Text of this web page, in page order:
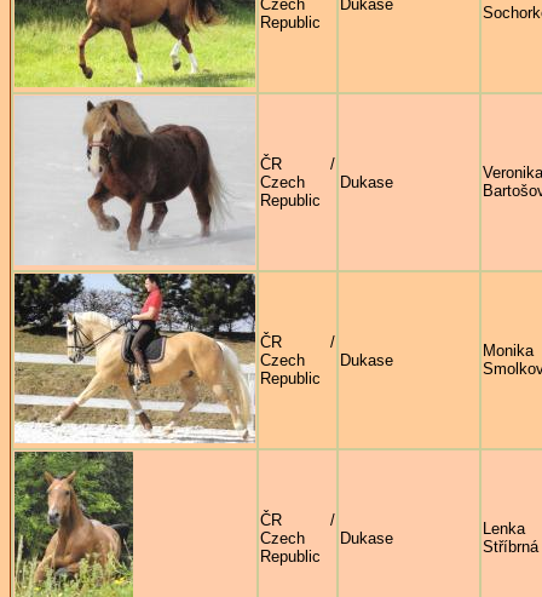
Czech
Republic
Dukase
ČR /
Czech
Republic
Dukase
Veronika
ČR /
Czech
Republic
Dukase
Monika
ČR /
Czech
Republic
Dukase
Lenka
Stříbrná